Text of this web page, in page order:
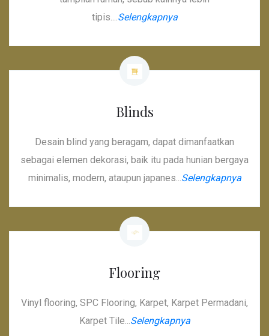
tipis....Selengkapnya
Blinds
Desain blind yang beragam, dapat dimanfaatkan
sebagai elemen dekorasi, baik itu pada hunian bergaya
minimalis, modern, ataupun japanes...Selengkapnya
Flooring
Vinyl flooring, SPC Flooring, Karpet, Karpet Permadani,
Karpet Tile...Selengkapnya